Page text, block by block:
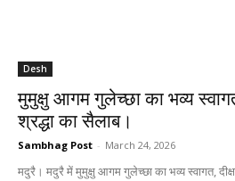
Desh
मुमुक्षु आगम गुलेच्छा का भव्य
श्रद्धा का सैलाब।
Sambhag Post - March 24, 2026
मदुरै। मदुरै में मुमुक्षु आगम गुलेच्छा का भव्य स्वागत,